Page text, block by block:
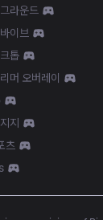
라운드
이브
톱
머 오버레이
지
츠